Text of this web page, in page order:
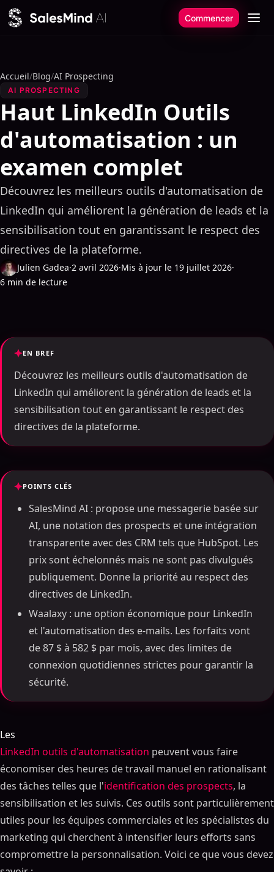
Aller au contenu
Commencer
Accueil/Blog/AI Prospecting
AI PROSPECTING
Haut LinkedIn Outils
d'automatisation : un
examen complet
Découvrez les meilleurs outils d'automatisation de
LinkedIn qui améliorent la génération de leads et la
sensibilisation tout en garantissant le respect des
directives de la plateforme.
Julien Gadea·2 avril 2026·Mis à jour le 19 juillet 2026·
6 min de lecture
EN BREF
Découvrez les meilleurs outils d'automatisation de
LinkedIn qui améliorent la génération de leads et la
sensibilisation tout en garantissant le respect des
directives de la plateforme.
POINTS CLÉS
SalesMind AI : propose une messagerie basée sur
AI, une notation des prospects et une intégration
transparente avec des CRM tels que HubSpot. Les
prix sont échelonnés mais ne sont pas divulgués
publiquement. Donne la priorité au respect des
directives de LinkedIn.
Waalaxy : une option économique pour LinkedIn
et l'automatisation des e-mails. Les forfaits vont
de 87 $ à 582 $ par mois, avec des limites de
connexion quotidiennes strictes pour garantir la
sécurité.
Les
LinkedIn outils d'automatisation peuvent vous faire
économiser des heures de travail manuel en rationalisant
des tâches telles que l'identification des prospects, la
sensibilisation et les suivis. Ces outils sont particulièrement
utiles pour les équipes commerciales et les spécialistes du
marketing qui cherchent à intensifier leurs efforts sans
compromettre la personnalisation. Voici ce que vous devez